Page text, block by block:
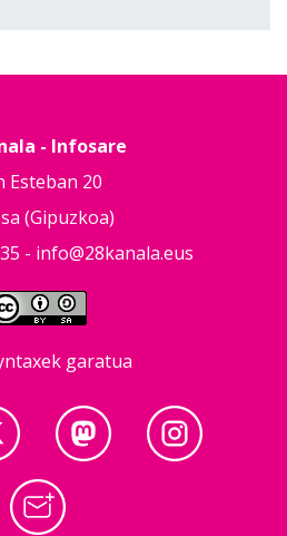
- Infosare
Esteban 20
(Gipuzkoa)
- info@28kanala.eus
garatua